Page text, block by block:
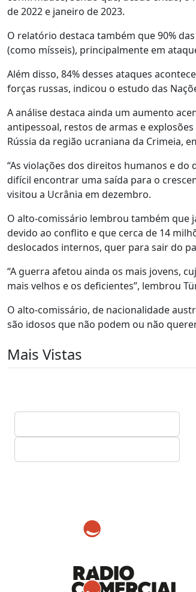
de 2022 e janeiro de 2023.
O relatório destaca também que 90%
(como mísseis), principalmente em
Além disso, 84% desses ataques
forças russas, indicou o estudo das
A análise destaca ainda um aumento
antipessoal, restos de armas e
Rússia da região ucraniana da Crimeia,
“As violações dos direitos humanos e
difícil encontrar uma saída para o
visitou a Ucrânia em dezembro.
O alto-comissário lembrou também que
devido ao conflito e que cerca de 14
deslocados internos, quer para sair do
“A guerra afetou ainda os mais jovens,
mais velhos e os deficientes”, lembrou
O alto-comissário, de nacionalidade
são idosos que não podem ou não
Mais Vistas